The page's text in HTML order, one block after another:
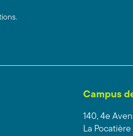
Campus
140, 4e
La